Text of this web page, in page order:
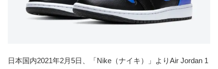
日本国内2021年2月5日、「Nike（ナイキ）」よりAir Jordan 1